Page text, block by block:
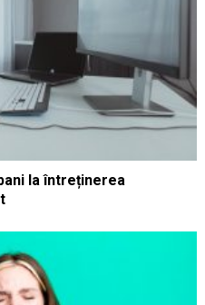
la întreținerea